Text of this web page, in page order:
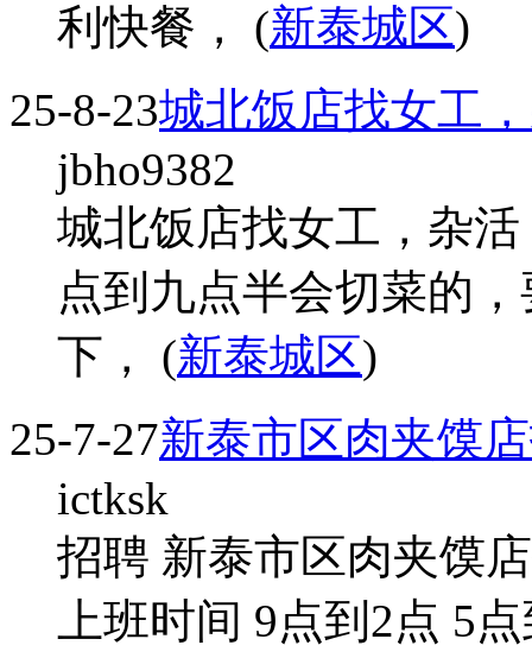
利快餐， (新泰城区)
25-8-23城北饭店找女工
jbho9382
城北饭店找女工，杂
点到九点半会切菜的
下， (新泰城区)
25-7-27新泰市区肉夹馍
ictksk
招聘 新泰市区肉夹馍
上班时间 9点到2点 5